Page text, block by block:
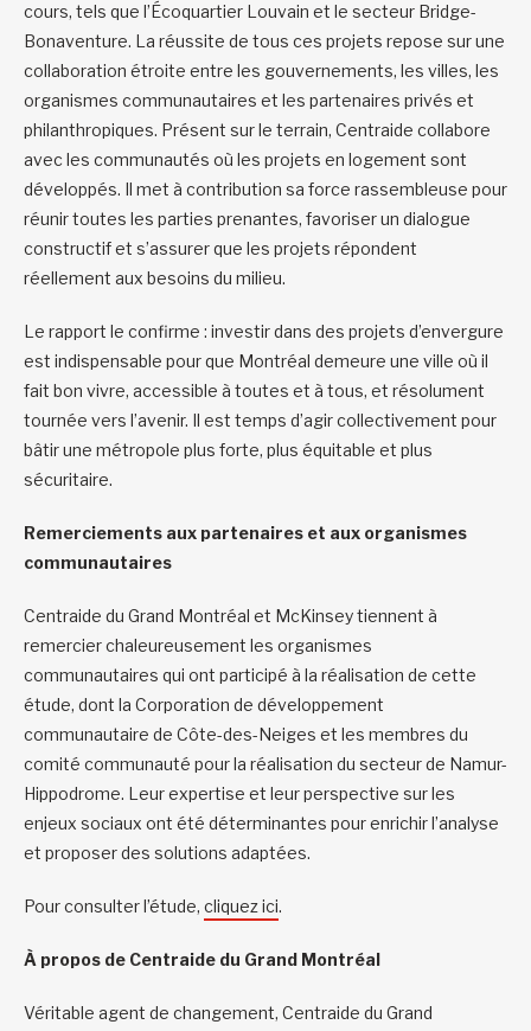
cours, tels que l’Écoquartier Louvain et le secteur Bridge-
Bonaventure. La réussite de tous ces projets repose sur une
collaboration étroite entre les gouvernements, les villes, les
organismes communautaires et les partenaires privés et
philanthropiques. Présent sur le terrain, Centraide collabore
avec les communautés où les projets en logement sont
développés. Il met à contribution sa force rassembleuse pour
réunir toutes les parties prenantes, favoriser un dialogue
constructif et s’assurer que les projets répondent
réellement aux besoins du milieu.
Le rapport le confirme : investir dans des projets d’envergure
est indispensable pour que Montréal demeure une ville où il
fait bon vivre, accessible à toutes et à tous, et résolument
tournée vers l’avenir. Il est temps d’agir collectivement pour
bâtir une métropole plus forte, plus équitable et plus
sécuritaire.
Remerciements aux partenaires et aux organismes
communautaires
Centraide du Grand Montréal et McKinsey tiennent à
remercier chaleureusement les organismes
communautaires qui ont participé à la réalisation de cette
étude, dont la Corporation de développement
communautaire de Côte-des-Neiges et les membres du
comité communauté pour la réalisation du secteur de Namur-
Hippodrome. Leur expertise et leur perspective sur les
enjeux sociaux ont été déterminantes pour enrichir l’analyse
et proposer des solutions adaptées.
Pour consulter l’étude, cliquez ici.
À propos de Centraide du Grand Montréal
Véritable agent de changement, Centraide du Grand